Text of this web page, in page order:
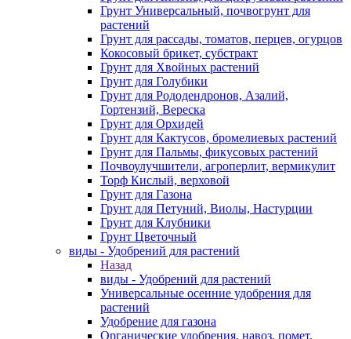
Грунт Универсальный, почвогрунт для
растений
Грунт для рассады, томатов, перцев, огурцов
Кокосовый брикет, субстракт
Грунт для Хвойных растений
Грунт для Голубики
Грунт для Рододендронов, Азалий,
Гортензий, Вереска
Грунт для Орхидей
Грунт для Кактусов, бромелиевых растений
Грунт для Пальмы, фикусовых растений
Почвоулучшители, агроперлит, вермикулит
Торф Кислый, верховой
Грунт для Газона
Грунт для Петуний, Виолы, Настурции
Грунт для Клубники
Грунт Цветочный
виды - Удобрений для растений
Назад
виды - Удобрений для растений
Универсальные осенние удобрения для
растений
Удобрение для газона
Органические удобрения, навоз, помет,